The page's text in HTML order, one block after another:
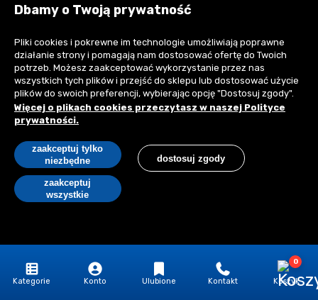
40,00 zł z VAT
Magazyn: 24 szt.
Czas realizacji
24 godziny
dodaj do koszyka
Folie budowlane
remontowych. To materiał o niezwykle szerokim zastosowaniu,
przy czym ważne jest, aby dobrać go właściwie do roli, którą
ma pełnić. Na budowie wykorzystuje się ją przede wszystkim
Kategorie Konto Ulubione Kontakt
0
Koszyk
Dbamy o Twoją prywatność
Pliki cookies i pokrewne im technologie umożliwiają poprawne
działanie strony i pomagają nam dostosować ofertę do Twoich
potrzeb. Możesz zaakceptować wykorzystanie przez nas
wszystkich tych plików i przejść do sklepu lub dostosować użycie
plików do swoich preferencji, wybierając opcję "Dostosuj zgody".
Więcej o plikach cookies przeczytasz w naszej Polityce
prywatności.
zaakceptuj tylko
niezbędne
dostosuj zgody
zaakceptuj
wszystkie